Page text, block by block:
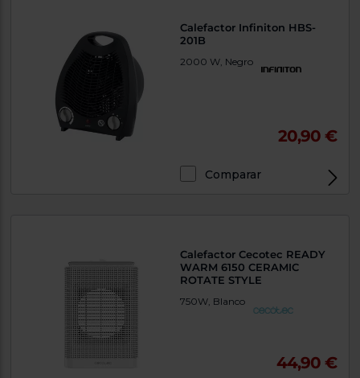
Calefactor Infiniton HBS-
201B
2000 W, Negro
20,90 €
Comparar
Calefactor Cecotec READY
WARM 6150 CERAMIC
ROTATE STYLE
750W, Blanco
44,90 €